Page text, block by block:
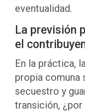
eventualidad.
La previsión
el
En la práctica,
propia comuna
secuestro y
transición,